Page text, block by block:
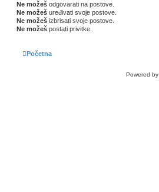
Ne možeš odgovarati na postove.
Ne možeš uređivati svoje postove.
Ne možeš izbrisati svoje postove.
Ne možeš postati privitke.
Početna
Powered by